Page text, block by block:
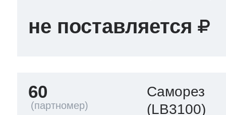
не поставляется
60
Саморез
(LB3100)